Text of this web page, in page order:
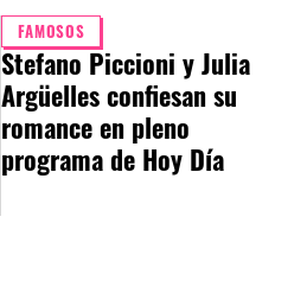
FAMOSOS
Stefano Piccioni y Julia
Argüelles confiesan su
romance en pleno
programa de Hoy Día